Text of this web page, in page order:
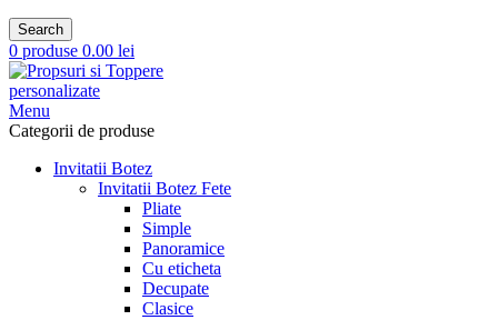
Search
0 produse 0.00 lei
Menu
Categorii de produse
Invitatii Botez
Invitatii Botez Fete
Pliate
Simple
Panoramice
Cu eticheta
Decupate
Clasice